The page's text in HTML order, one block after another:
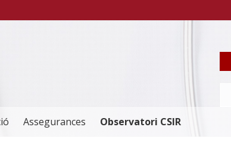
Assegurances Observatori CSIR